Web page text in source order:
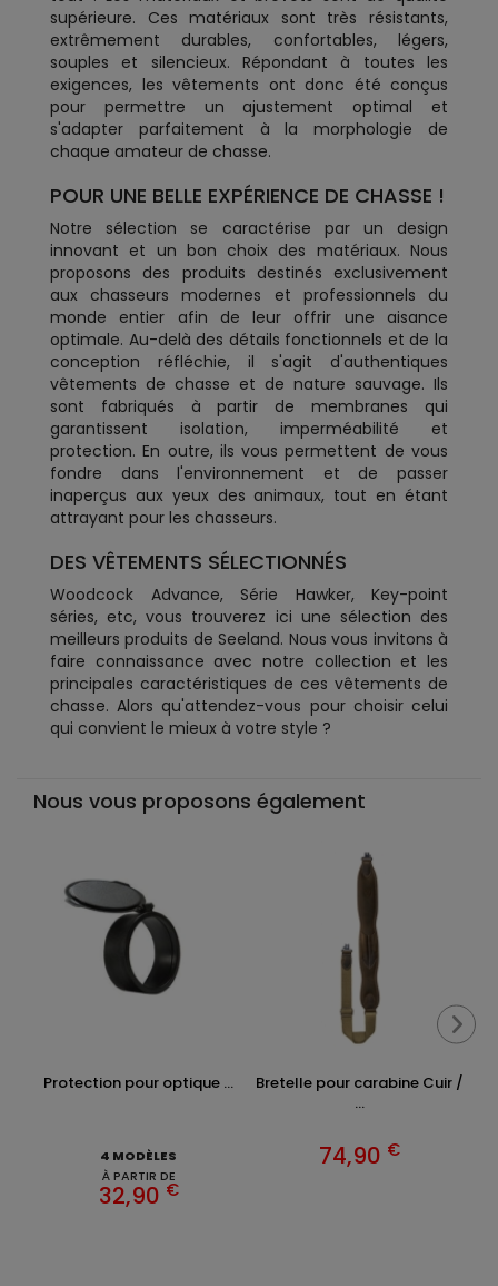
supérieure. Ces matériaux sont très résistants,
extrêmement durables, confortables, légers,
souples et silencieux. Répondant à toutes les
exigences, les vêtements ont donc été conçus
pour permettre un ajustement optimal et
s'adapter parfaitement à la morphologie de
chaque amateur de chasse.
POUR UNE BELLE EXPÉRIENCE DE CHASSE !
Notre sélection se caractérise par un design
innovant et un bon choix des matériaux. Nous
proposons des produits destinés exclusivement
aux chasseurs modernes et professionnels du
monde entier afin de leur offrir une aisance
optimale. Au-delà des détails fonctionnels et de la
conception réfléchie, il s'agit d'authentiques
vêtements de chasse et de nature sauvage. Ils
sont fabriqués à partir de membranes qui
garantissent isolation, imperméabilité et
protection. En outre, ils vous permettent de vous
fondre dans l'environnement et de passer
inaperçus aux yeux des animaux, tout en étant
attrayant pour les chasseurs.
DES VÊTEMENTS SÉLECTIONNÉS
Woodcock Advance, Série Hawker, Key-point
séries, etc, vous trouverez ici une sélection des
meilleurs produits de Seeland. Nous vous invitons à
faire connaissance avec notre collection et les
principales caractéristiques de ces vêtements de
chasse. Alors qu'attendez-vous pour choisir celui
qui convient le mieux à votre style ?
Nous vous proposons également
Protection pour optique ...
4 MODÈLES
À PARTIR DE
32,90 €
Bretelle pour carabine Cuir /
...
74,90 €